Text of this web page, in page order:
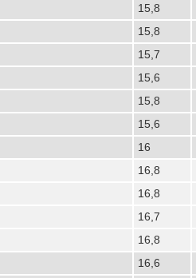
15,8
15,8
15,7
15,6
15,8
15,6
16
16,8
16,8
16,7
16,8
16,6